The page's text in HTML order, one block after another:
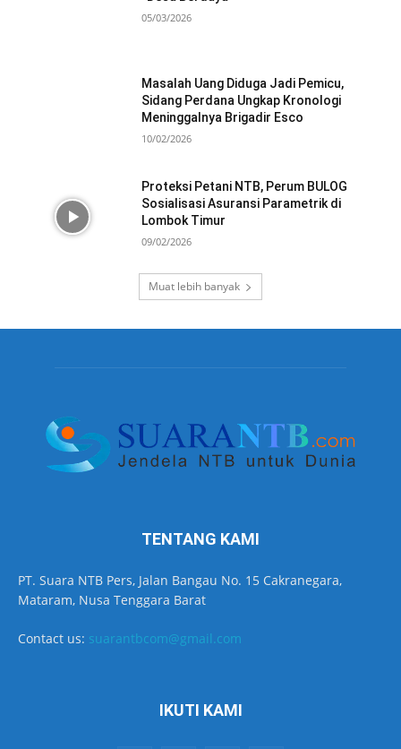
05/03/2026
Masalah Uang Diduga Jadi Pemicu,
Sidang Perdana Ungkap Kronologi
Meninggalnya Brigadir Esco
10/02/2026
Proteksi Petani NTB, Perum BULOG
Sosialisasi Asuransi Parametrik di
Lombok Timur
09/02/2026
Muat lebih banyak
TENTANG KAMI
PT. Suara NTB Pers, Jalan Bangau No. 15 Cakranegara,
Mataram, Nusa Tenggara Barat
Contact us: suarantbcom@gmail.com
IKUTI KAMI